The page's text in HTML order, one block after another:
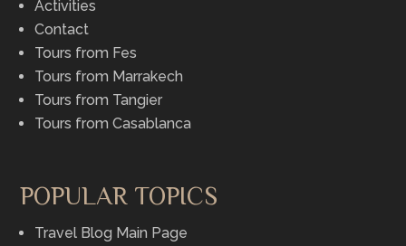
Activities
Contact
Tours from Fes
Tours from Marrakech
Tours from Tangier
Tours from Casablanca
POPULAR TOPICS
Travel Blog Main Page